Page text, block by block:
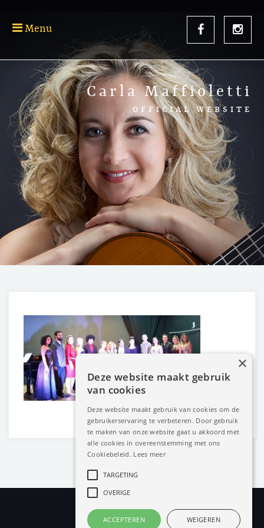
Menu
Carla Maffioletti
OFFICIAL WEBSITE
Deze website maakt gebruik
van cookies
Deze website maakt gebruik van cookies om de
gebruikerservaring te verbeteren. Door gebruik
te maken van onze website gaat u akkoord met
alle cookies in overeenstemming met ons
Cookiebeleid. Lees meer
TARGETING
OVERIGE
ACCEPTEREN WEIGEREN
×